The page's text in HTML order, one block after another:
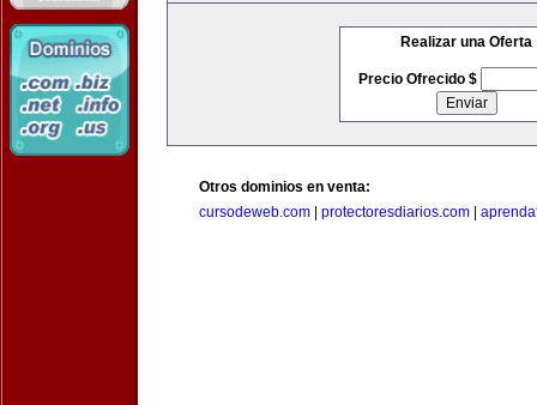
Realizar una Oferta
Precio Ofrecido $
Otros dominios en venta:
cursodeweb.com
protectoresdiarios.com